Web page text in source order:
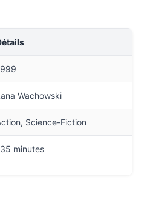
Wachowski
Science-Fiction
minutes